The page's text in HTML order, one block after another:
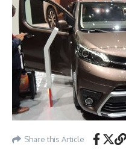
Share this Article